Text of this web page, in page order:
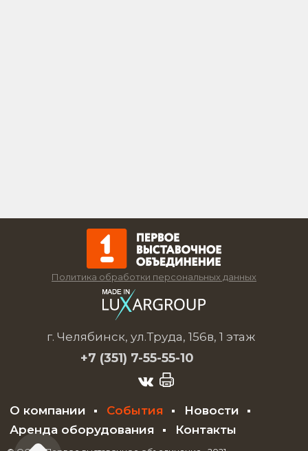
Политика обработки персональных данных
г. Челябинск, ул.Труда, 156в, 1 этаж
+7 (351) 7-55-55-10
О компании События
Новости
Аренда оборудования
Контакты